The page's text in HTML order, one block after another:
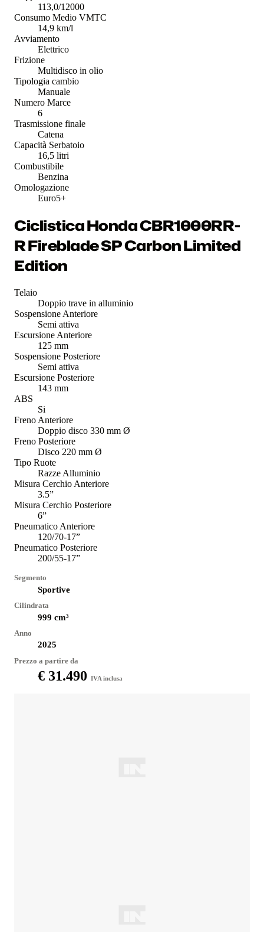
113,0/12000
Consumo Medio VMTC
14,9 km/l
Avviamento
Elettrico
Frizione
Multidisco in olio
Tipologia cambio
Manuale
Numero Marce
6
Trasmissione finale
Catena
Capacità Serbatoio
16,5 litri
Combustibile
Benzina
Omologazione
Euro5+
Ciclistica Honda CBR1000RR-
R Fireblade SP Carbon Limited
Edition
Telaio
Doppio trave in alluminio
Sospensione Anteriore
Semi attiva
Escursione Anteriore
125 mm
Sospensione Posteriore
Semi attiva
Escursione Posteriore
143 mm
ABS
Si
Freno Anteriore
Doppio disco 330 mm Ø
Freno Posteriore
Disco 220 mm Ø
Tipo Ruote
Razze Alluminio
Misura Cerchio Anteriore
3.5”
Misura Cerchio Posteriore
6”
Pneumatico Anteriore
120/70-17”
Pneumatico Posteriore
200/55-17”
Segmento
Sportive
Cilindrata
999 cm³
Anno
2025
Prezzo a partire da
€ 31.490 IVA inclusa